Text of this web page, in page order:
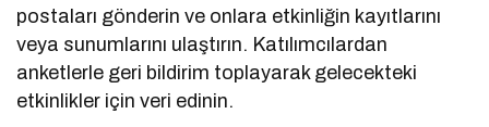
postaları gönderin ve onlara etkinliğin kayıtlarını
veya sunumlarını ulaştırın. Katılımcılardan
anketlerle geri bildirim toplayarak gelecekteki
etkinlikler için veri edinin.